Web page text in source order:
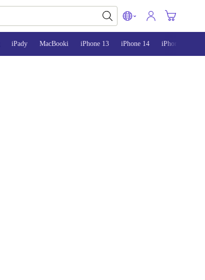
iPady MacBooki iPhone 13 iPhone 14 iPhone 15